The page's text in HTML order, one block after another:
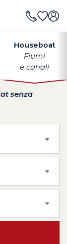
Houseboat
Fiumi
e canali
senza